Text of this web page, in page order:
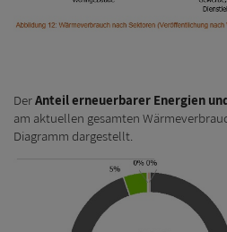
DerAnteil erneuerbarer Energien
am aktuellen gesamten
Diagramm dargestellt.